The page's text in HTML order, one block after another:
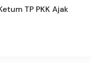
TP PKK Ajak